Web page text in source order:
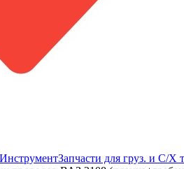
ИнструментЗапчасти для груз. и С/Х